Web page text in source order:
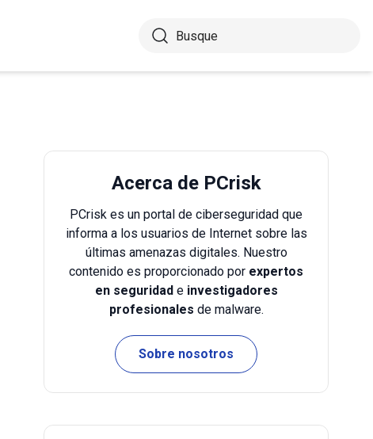
Acerca de PCrisk
PCrisk es un portal de ciberseguridad que
informa a los usuarios de Internet sobre las
últimas amenazas digitales. Nuestro
contenido es proporcionado por expertos
en seguridade investigadores
profesionales de malware.
Sobre nosotros